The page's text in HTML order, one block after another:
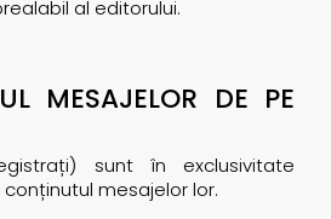
al editorului.
MESAJELOR DE PE
sunt în exclusivitate
mesajelor lor.